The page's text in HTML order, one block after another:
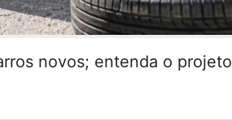
novos; entenda o projeto